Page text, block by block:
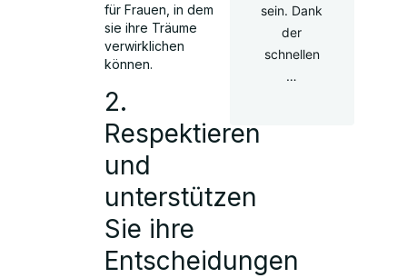
für Frauen, in dem
sie ihre Träume
verwirklichen
können.
2.
Respektieren
und
unterstützen
Sie ihre
Entscheidungen
sein. Dank
der
schnellen
…